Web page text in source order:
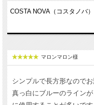
COSTA NOVA（コスタノバ
マロンマロン様
シンプルで長方形なのでお
真っ白にブルーのライン